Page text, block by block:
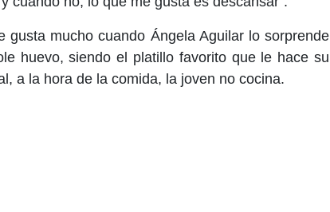
gusta mucho cuando Ángela Aguilar lo sorprende
huevo, siendo el platillo favorito que le hace su
a la hora de la comida, la joven no cocina.